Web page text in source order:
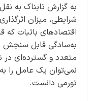
به گزارش تابناک به
شرایطی، میزان
اقتصادهای باثبات که
به‌سادگی قابل سنجش
متعدد و گسترده‌ای
نمی‌توان یک عامل را
تورمی دانست.